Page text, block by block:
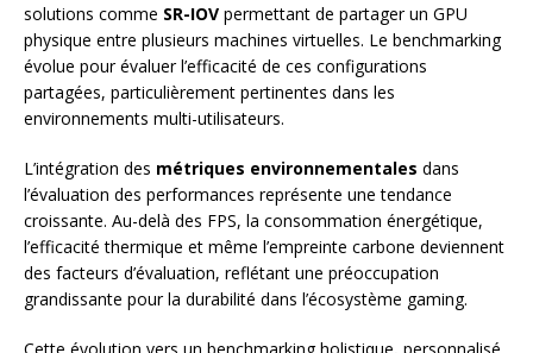
solutions comme SR-IOV permettant de partager un GPU
physique entre plusieurs machines virtuelles. Le benchmarking
évolue pour évaluer l’efficacité de ces configurations
partagées, particulièrement pertinentes dans les
environnements multi-utilisateurs.
L’intégration des métriques environnementales dans
l’évaluation des performances représente une tendance
croissante. Au-delà des FPS, la consommation énergétique,
l’efficacité thermique et même l’empreinte carbone deviennent
des facteurs d’évaluation, reflétant une préoccupation
grandissante pour la durabilité dans l’écosystème gaming.